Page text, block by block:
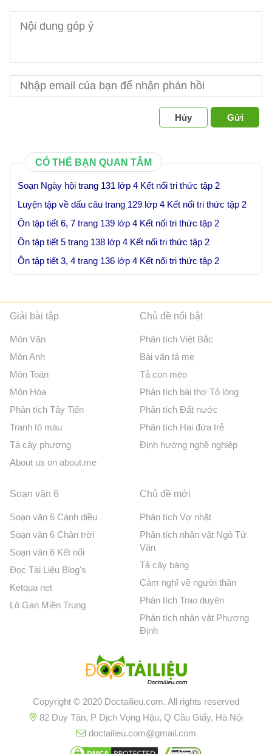
Hủy Gửi
CÓ THỂ BẠN QUAN TÂM
Soạn Ngày hội trang 131 lớp 4 Kết nối tri thức tập 2
Luyện tập về dấu câu trang 129 lớp 4 Kết nối tri thức tập 2
Ôn tập tiết 6, 7 trang 139 lớp 4 Kết nối tri thức tập 2
Ôn tập tiết 5 trang 138 lớp 4 Kết nối tri thức tập 2
Ôn tập tiết 3, 4 trang 136 lớp 4 Kết nối tri thức tập 2
Giải bài tập
Môn Văn
Môn Anh
Môn Toán
Môn Hóa
Phân tích Tây Tiến
Tranh tô màu
Tả cây phượng
About us on about.me
Chủ đề nổi bật
Phân tích Việt Bắc
Bài văn tả mẹ
Tả con mèo
Phân tích bài thơ Tỏ lòng
Phân tích Đất nước
Phân tích Hai đứa trẻ
Định hướng nghề nghiệp
Soạn văn 6
Soạn văn 6 Cánh diều
Soạn văn 6 Chân trời
Soạn văn 6 Kết nối
Đọc Tài Liệu Blog's
Ketqua net
Lô Gan Miền Trung
Chủ đề mới
Phân tích Vợ nhặt
Phân tích nhân vật Ngô Tử
Văn
Tả cây bàng
Cảm nghĩ về người thân
Phân tích Trao duyên
Phân tích nhân vật Phương
Định
Copyright © 2020 Doctailieu.com. All rights reserved
82 Duy Tân, P Dịch Vọng Hậu, Q Cầu Giấy, Hà Nội
doctailieu.com@gmail.com